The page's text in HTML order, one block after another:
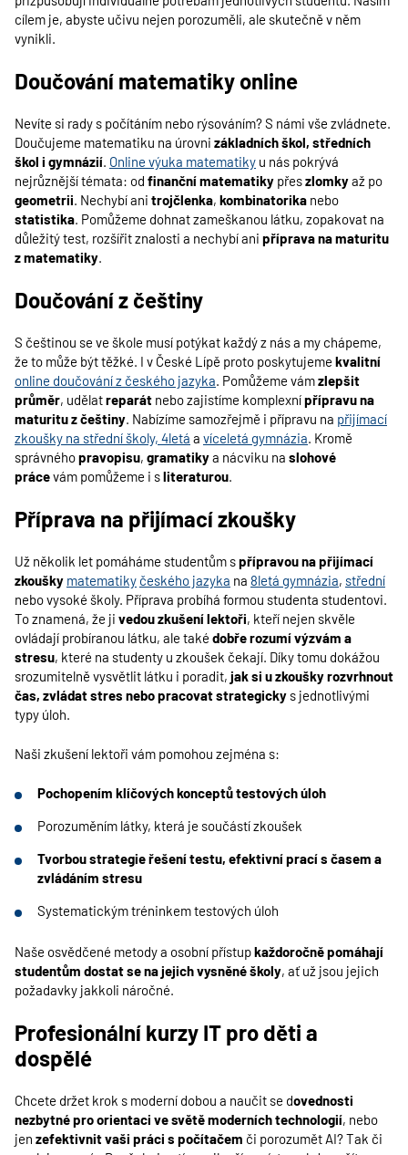
cílem je, abyste učivu nejen porozuměli, ale skutečně v něm
vynikli.
Doučování matematiky online
Nevíte si rady s počítáním nebo rýsováním? S námi vše zvládnete.
Doučujeme matematiku na úrovni základních škol, středních
škol i gymnázií. Online výuka matematiky u nás pokrývá
nejrůznější témata: od finanční matematiky přeszlomkyaž po
geometrii. Nechybí ani trojčlenka, kombinatorika nebo
statistika. Pomůžeme dohnat zameškanou látku, zopakovat na
důležitý test, rozšířit znalosti a nechybí ani příprava na maturitu
z matematiky.
Doučování z češtiny
S češtinou se ve škole musí potýkat každý z nás a my chápeme,
že to může být těžké. I v České Lípě proto poskytujeme kvalitní
online doučování z českého jazyka. Pomůžeme vámzlepšit
průměr, udělatreparát nebo zajistíme komplexnípřípravu na
maturitu z češtiny. Nabízíme samozřejmě i přípravu na přijímací
zkoušky na střední školy, 4letá a víceletá gymnázia. Kromě
správnéhopravopisu, gramatikya nácviku na slohové
prácevám pomůžeme i sliteraturou.
Příprava na přijímací zkoušky
Už několik let pomáháme studentům spřípravou na přijímací
zkoušky matematiky českého jazyka na 8letá gymnázia, střední
nebo vysoké školy. Příprava probíhá formou studenta studentovi.
To znamená, že ji vedou zkušení lektoři, kteří nejen skvěle
ovládají probíranou látku, ale také dobře rozumí výzvám a
stresu, které na studenty u zkoušek čekají. Díky tomu dokážou
srozumitelně vysvětlit látku i poradit, jak si u zkoušky rozvrhnout
čas, zvládat stres nebo pracovat strategicky s jednotlivými
typy úloh.
Naši zkušení lektoři vám pomohou zejména s:
Pochopením klíčových konceptů testových úloh
Porozuměním látky, která je součástí zkoušek
Tvorbou strategie řešení testu, efektivní prací s časem a
zvládáním stresu
Systematickým tréninkem testových úloh
Naše osvědčené metody a osobní přístupkaždoročně pomáhají
studentům dostat se na jejich vysněné školy, ať už jsou jejich
požadavky jakkoli náročné.
Profesionální kurzy IT pro děti a
dospělé
Chcete držet krok s moderní dobou a naučit se dovednosti
nezbytné pro orientaci ve světě moderních technologií, nebo
jen zefektivnit vaši práci s počítačem či porozumět AI? Tak či